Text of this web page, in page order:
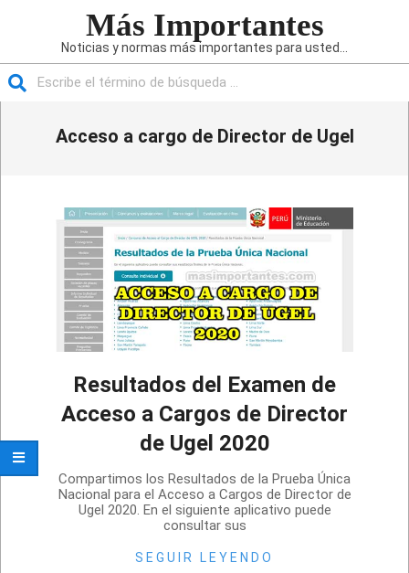
Más Importantes
Noticias y normas más importantes para usted...
Acceso a cargo de Director de Ugel
Resultados del Examen de
Acceso a Cargos de Director
de Ugel 2020
12-
Compartimos los Resultados de la Prueba Única
Nacional para el Acceso a Cargos de Director de
Ugel 2020. En el siguiente aplicativo puede
consultar sus
SEGUIR LEYENDO